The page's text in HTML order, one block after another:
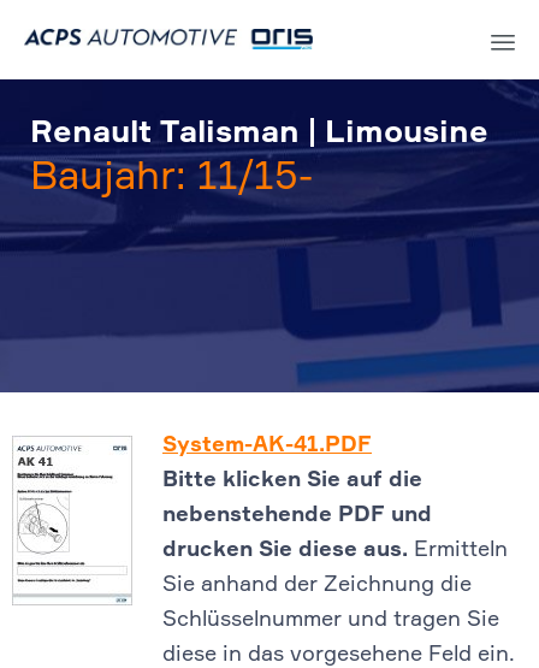
Renault Talisman | Limousine
Baujahr: 11/15-
System-AK-41.PDF
Bitte klicken Sie auf die
nebenstehende PDF und
drucken Sie diese aus. Ermitteln
Sie anhand der Zeichnung die
Schlüsselnummer und tragen Sie
diese in das vorgesehene Feld ein.